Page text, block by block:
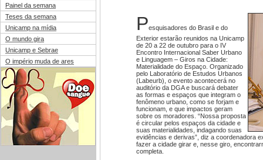
Painel da semana
Teses da semana
Unicamp na mídia
O mundo gira
Unicamp e Sebrae
O império muda de ares
Pesquisadores do Brasil e do
Exterior estarão reunidos na Unicamp
de 20 a 22 de outubro para o IV
Encontro Internacional Saber Urbano
e Linguagem – Giros na Cidade:
Materialidade do Espaço. Organizado
pelo Laboratório de Estudos Urbanos
(Labeurb), o evento acontecerá no
auditório da DGA e buscará debater
as formas e espaços que integram o
fenômeno urbano, como se forjam e
funcionam, e que impactos geram
sobre os moradores. “Nossa proposta
é circular pelos espaços da cidade e
suas materialidades, indagando suas
evidências e derivas”, diz a coordenadora
fazer a cidade girar e, nesse giro,
completa.